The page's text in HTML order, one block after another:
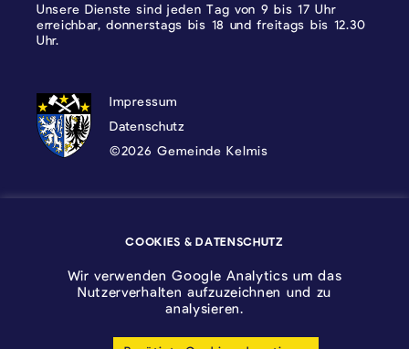
Unsere Dienste sind jeden Tag von 9 bis 17 Uhr
erreichbar, donnerstags bis 18 und freitags bis 12.30
Uhr.
DATENSCHUTZ, IMPRESSUM UND
Impressum
Datenschutz
©2026 Gemeinde Kelmis
COOKIES & DATENSCHUTZ
Wir verwenden Google Analytics um das
Nutzerverhalten aufzuzeichnen und zu
analysieren.